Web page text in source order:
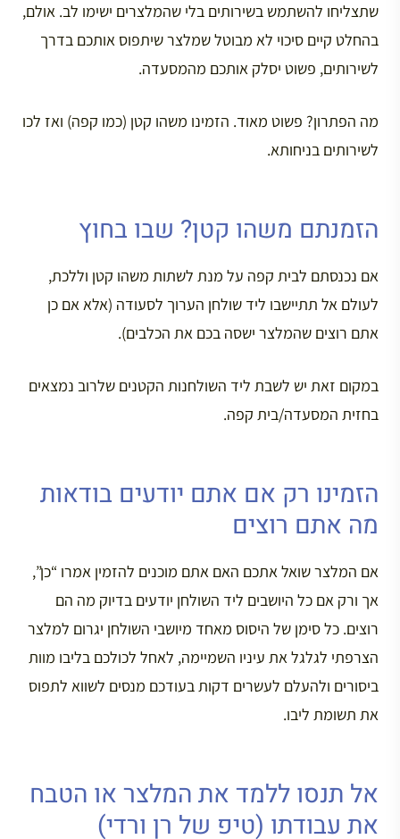
שתצליחו להשתמש בשירותים בלי שהמלצרים ישימו לב. אולם,
בהחלט קיים סיכוי לא מבוטל שמלצר שיתפוס אותכם בדרך
לשירותים, פשוט יסלק אותכם מהמסעדה.
מה הפתרון? פשוט מאוד. הזמינו משהו קטן (כמו קפה) ואז לכו
לשירותים בניחותא.
הזמנתם משהו קטן? שבו בחוץ
אם נכנסתם לבית קפה על מנת לשתות משהו קטן וללכת,
לעולם אל תתיישבו ליד שולחן הערוך לסעודה (אלא אם כן
אתם רוצים שהמלצר ישסה בכם את הכלבים).
במקום זאת יש לשבת ליד השולחנות הקטנים שלרוב נמצאים
בחזית המסעדה/בית קפה.
הזמינו רק אם אתם יודעים בודאות
מה אתם רוצים
אם המלצר שואל אתכם האם אתם מוכנים להזמין אמרו “כן”,
אך ורק אם כל היושבים ליד השולחן יודעים בדיוק מה הם
רוצים. כל סימן של היסוס מאחד מיושבי השולחן יגרום למלצר
הצרפתי לגלגל את עיניו השמיימה, לאחל לכולכם בליבו מוות
ביסורים ולהעלם לעשרים דקות בעודכם מנסים לשווא לתפוס
את תשומת ליבו.
אל תנסו ללמד את המלצר או הטבח
את עבודתו (טיפ של רן ורדי)